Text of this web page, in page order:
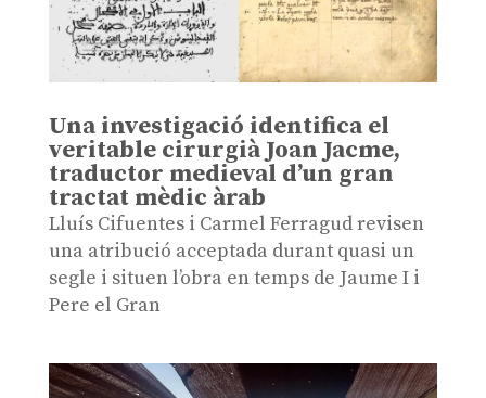
Una investigació identifica el
veritable cirurgià Joan Jacme,
traductor medieval d’un gran
tractat mèdic àrab
Lluís Cifuentes i Carmel Ferragud revisen
una atribució acceptada durant quasi un
segle i situen l’obra en temps de Jaume I i
Pere el Gran